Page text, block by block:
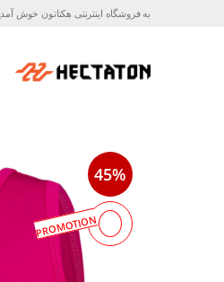
به فروشگاه اینترنتی هکتاتون خوش
45%
PROMOTION